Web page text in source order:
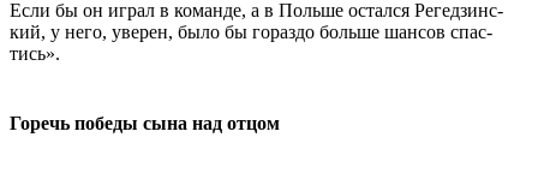
Если бы он играл в команде, а в Польше остался Регедзинс­
кий, у него, уверен, было бы гораздо больше шансов спас­
тись».
Горечь победы сына над отцом